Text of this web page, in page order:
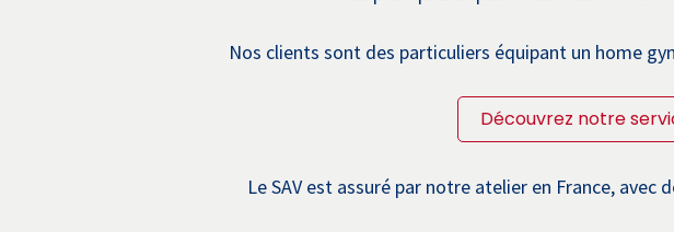
Nos clients sont des particuliers équipant un home
Découvrez notre
Le SAV est assuré par notre atelier en France,